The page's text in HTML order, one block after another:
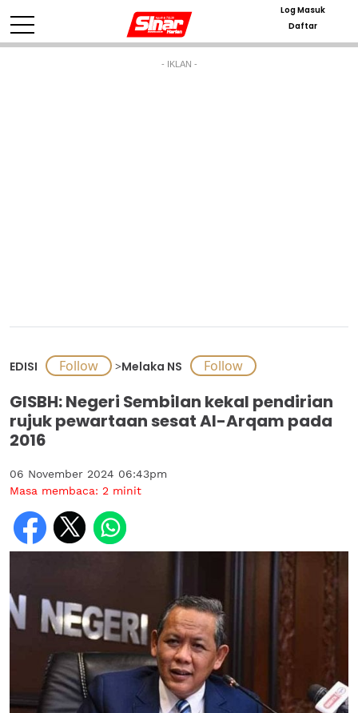
Log Masuk
Daftar
- IKLAN -
EDISI >Melaka NS
GISBH: Negeri Sembilan kekal pendirian
rujuk pewartaan sesat Al-Arqam pada
2016
06 November 2024 06:43pm
Masa membaca: 2 minit